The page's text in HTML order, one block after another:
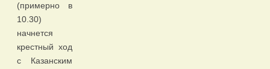
(примерно в
10.30)
начнется
крестный ход
с Казанским